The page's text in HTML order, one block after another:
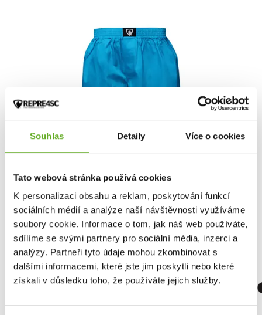
Souhlas Detaily Více o cookies
Tato webová stránka používá cookies
K personalizaci obsahu a reklam, poskytování funkcí
sociálních médií a analýze naší návštěvnosti využíváme
soubory cookie. Informace o tom, jak náš web používáte,
sdílíme se svými partnery pro sociální média, inzerci a
analýzy. Partneři tyto údaje mohou zkombinovat s
dalšími informacemi, které jste jim poskytli nebo které
získali v důsledku toho, že používáte jejich služby.
15.96 €